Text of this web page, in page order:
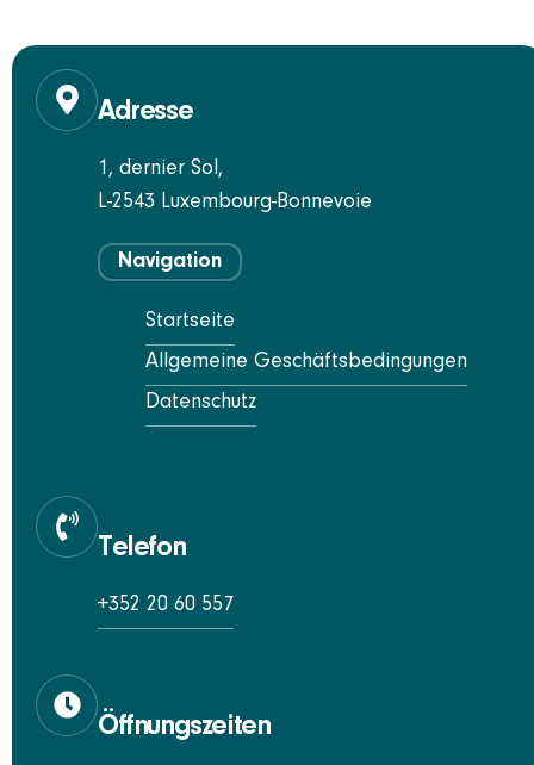
Adresse
1, dernier Sol,
L-2543 Luxembourg-Bonnevoie
Navigation
Startseite
Allgemeine Geschäftsbedingungen
Datenschutz
Telefon
+352 20 60 557
Öffnungszeiten